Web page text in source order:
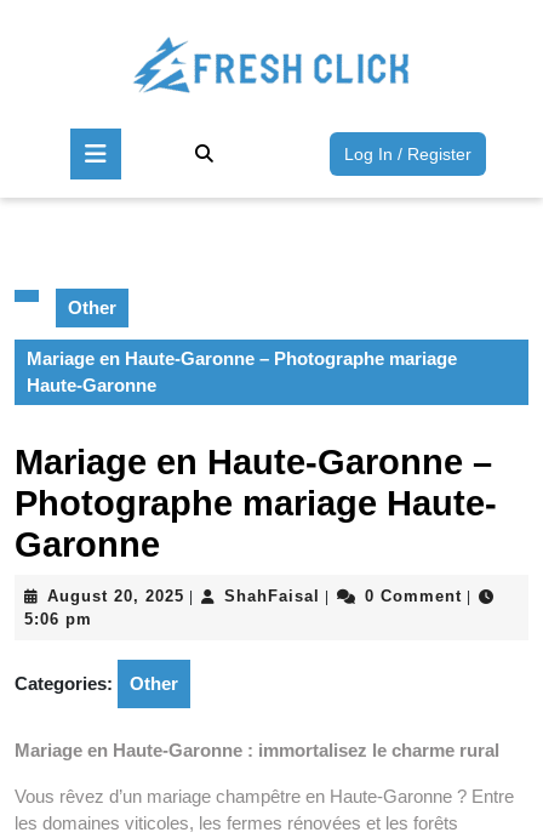
Log In / RegisterLog
In
/
Other
Mariage en Haute-Garonne – Photographe mariage
Haute-Garonne
Mariage en Haute-Garonne –
Photographe mariage Haute-
Garonne
August 20, 2025 AugustShahFaisal ShahFaisal
0 Comment
5:06 pm
Categories: Other
Mariage en Haute-Garonne : immortalisez le charme rural
Vous rêvez d’un mariage champêtre en Haute-Garonne ? Entre
les domaines viticoles, les fermes rénovées et les forêts